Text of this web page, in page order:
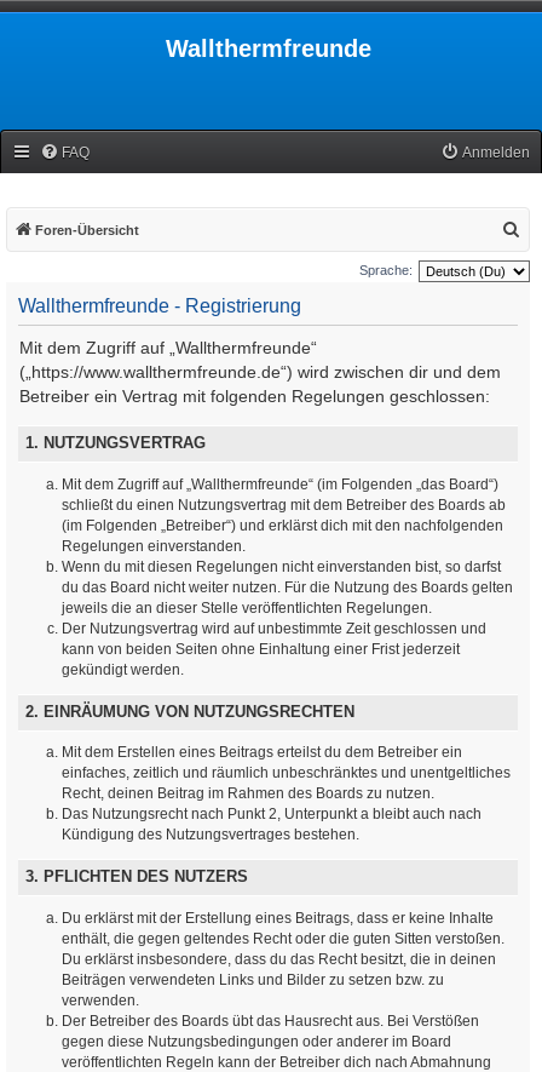
Wallthermfreunde
FAQ Anmelden
Foren-Übersicht
u
c
Sprache:
Wallthermfreunde - Registrierung
Mit dem Zugriff auf „Wallthermfreunde“
(„https://www.wallthermfreunde.de“) wird zwischen dir und dem
Betreiber ein Vertrag mit folgenden Regelungen geschlossen:
1. NUTZUNGSVERTRAG
Mit dem Zugriff auf „Wallthermfreunde“ (im Folgenden „das Board“)
schließt du einen Nutzungsvertrag mit dem Betreiber des Boards ab
(im Folgenden „Betreiber“) und erklärst dich mit den nachfolgenden
Regelungen einverstanden.
Wenn du mit diesen Regelungen nicht einverstanden bist, so darfst
du das Board nicht weiter nutzen. Für die Nutzung des Boards gelten
jeweils die an dieser Stelle veröffentlichten Regelungen.
Der Nutzungsvertrag wird auf unbestimmte Zeit geschlossen und
kann von beiden Seiten ohne Einhaltung einer Frist jederzeit
gekündigt werden.
2. EINRÄUMUNG VON NUTZUNGSRECHTEN
Mit dem Erstellen eines Beitrags erteilst du dem Betreiber ein
einfaches, zeitlich und räumlich unbeschränktes und unentgeltliches
Recht, deinen Beitrag im Rahmen des Boards zu nutzen.
Das Nutzungsrecht nach Punkt 2, Unterpunkt a bleibt auch nach
Kündigung des Nutzungsvertrages bestehen.
3. PFLICHTEN DES NUTZERS
Du erklärst mit der Erstellung eines Beitrags, dass er keine Inhalte
enthält, die gegen geltendes Recht oder die guten Sitten verstoßen.
Du erklärst insbesondere, dass du das Recht besitzt, die in deinen
Beiträgen verwendeten Links und Bilder zu setzen bzw. zu
verwenden.
Der Betreiber des Boards übt das Hausrecht aus. Bei Verstößen
gegen diese Nutzungsbedingungen oder anderer im Board
veröffentlichten Regeln kann der Betreiber dich nach Abmahnung